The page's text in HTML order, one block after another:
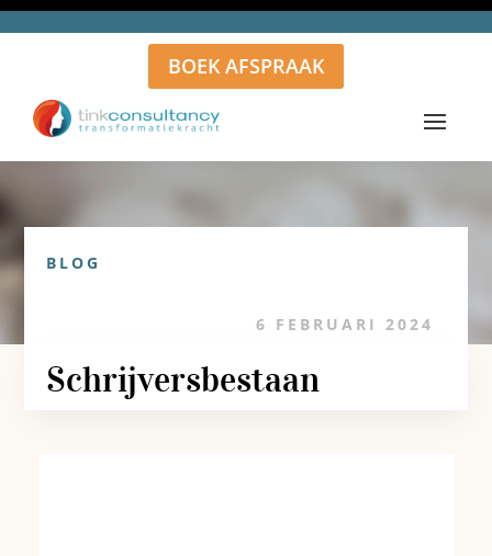
BOEK AFSPRAAK
BLOG
6 FEBRUARI 2024
Schrijversbestaan